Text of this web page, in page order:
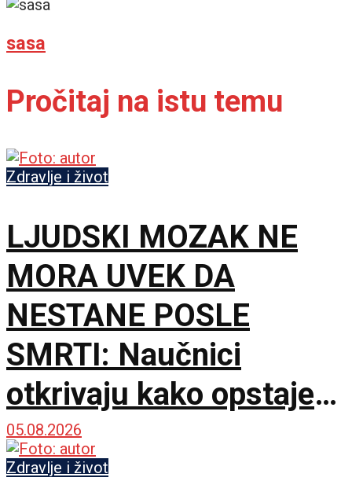
sasa
Pročitaj na istu temu
Zdravlje i život
LJUDSKI MOZAK NE
MORA UVEK DA
NESTANE POSLE
SMRTI: Naučnici
otkrivaju kako opstaje
hiljadama godina
05.08.2026
Zdravlje i život